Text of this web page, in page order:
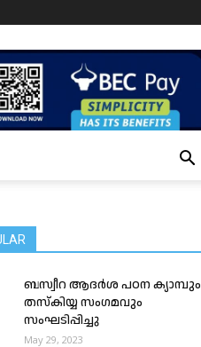
ബസ്വീറ ആദർശ പഠന ക്യാമ്പും
തസ്കിയ്യ സംഗമവും
സംഘടിപ്പിച്ചു
May 29, 2023